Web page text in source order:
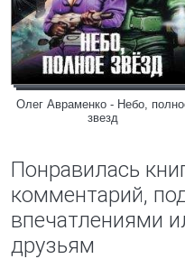
Олег Авраменко - Небо,
звезд
Понравилась
комментарий,
впечатлениями
друзьям